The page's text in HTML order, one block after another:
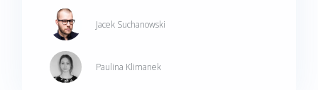
protrusión de la cabeza son algunos de los
síntomas de los problemas que pueden surgir.
¿Cuál es el tratamiento adecuado? ¿Qué se
puede hacer para minimizar el dolor?
Jacek Suchanowski
Paulina Klimanek